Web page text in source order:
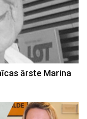
ārste Marina